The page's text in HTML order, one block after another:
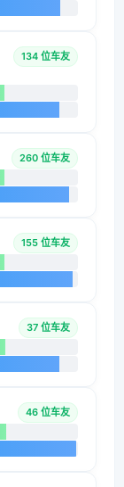
134 位车友
260 位车友
155 位车友
37 位车友
46 位车友